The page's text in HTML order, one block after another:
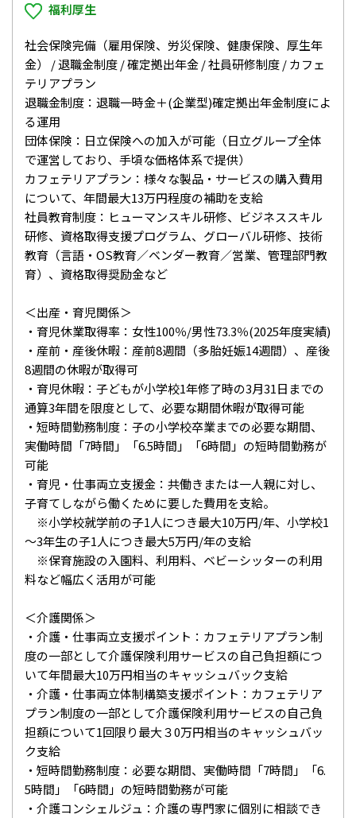
福利厚生
社会保険完備（雇用保険、労災保険、健康保険、厚生年
金） / 退職金制度 / 確定拠出年金 / 社員研修制度 / カフェ
テリアプラン
退職金制度：退職一時金＋(企業型)確定拠出年金制度によ
る運用
団体保険：日立保険への加入が可能（日立グループ全体
で運営しており、手頃な価格体系で提供）
カフェテリアプラン：様々な製品・サービスの購入費用
について、年間最大13万円程度の補助を支給
社員教育制度：ヒューマンスキル研修、ビジネススキル
研修、資格取得支援プログラム、グローバル研修、技術
教育（言語・OS教育／ベンダー教育／営業、管理部門教
育）、資格取得奨励金など
＜出産・育児関係＞
・育児休業取得率：女性100％/男性73.3％(2025年度実績)
・産前・産後休暇：産前8週間（多胎妊娠14週間）、産後
8週間の休暇が取得可
・育児休暇：子どもが小学校1年修了時の3月31日までの
通算3年間を限度として、必要な期間休暇が取得可能
・短時間勤務制度：子の小学校卒業までの必要な期間、
実働時間「7時間」「6.5時間」「6時間」の短時間勤務が
可能
・育児・仕事両立支援金：共働きまたは一人親に対し、
子育てしながら働くために要した費用を支給。
※小学校就学前の子1人につき最大10万円/年、小学校1
～3年生の子1人につき最大5万円/年の支給
※保育施設の入園料、利用料、ベビーシッターの利用
料など幅広く活用が可能
＜介護関係＞
・介護・仕事両立支援ポイント：カフェテリアプラン制
度の一部として介護保険利用サービスの自己負担額につ
いて年間最大10万円相当のキャッシュバック支給
・介護・仕事両立体制構築支援ポイント：カフェテリア
プラン制度の一部として介護保険利用サービスの自己負
担額について1回限り最大３0万円相当のキャッシュバッ
ク支給
・短時間勤務制度：必要な期間、実働時間「7時間」「6.
5時間」「6時間」の短時間勤務が可能
・介護コンシェルジュ：介護の専門家に個別に相談でき